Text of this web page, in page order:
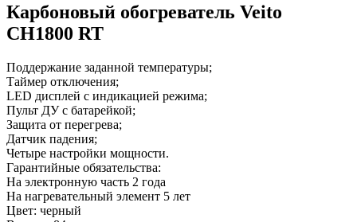
Карбоновый обогреватель Veito
CH1800 RT
Поддержание заданной температуры;
Таймер отключения;
LED дисплей с индикацией режима;
Пульт ДУ с батарейкой;
Защита от перегрева;
Датчик падения;
Четыре настройки мощности.
Гарантийные обязательства:
На электронную часть 2 года
На нагревательный элемент 5 лет
Цвет: черный